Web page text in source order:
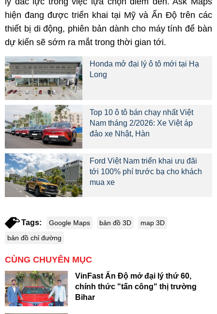
hiện đang được triển khai tại Mỹ và Ấn Độ trên các
thiết bị di động, phiên bản dành cho máy tính để bàn
dự kiến sẽ sớm ra mắt trong thời gian tới.
Honda mở đại lý ô tô mới tại Hạ
Long
Top 10 ô tô bán chạy nhất Việt
Nam tháng 2/2026: Xe Việt áp
đảo xe Nhật, Hàn
Ford Việt Nam triển khai ưu đãi
tới 100% phí trước bạ cho khách
mua xe
Tags: Google Maps bản đồ 3D
map 3D
bản đồ chỉ đường
CÙNG CHUYÊN MỤC
VinFast Ấn Độ mở đại lý thứ 60,
chính thức "tấn công" thị trường
Bihar